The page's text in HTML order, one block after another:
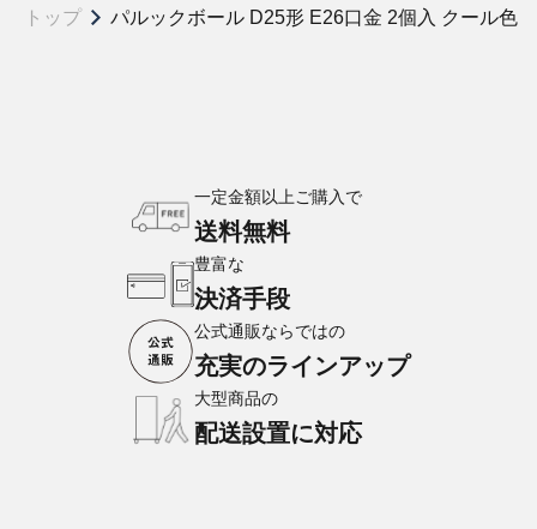
トップ パルックボール D25形 E26口金 2個入 クール色
一定金額以上ご購入で
送料無料
豊富な
決済手段
公式通販ならではの
充実のラインアップ
大型商品の
配送設置に対応